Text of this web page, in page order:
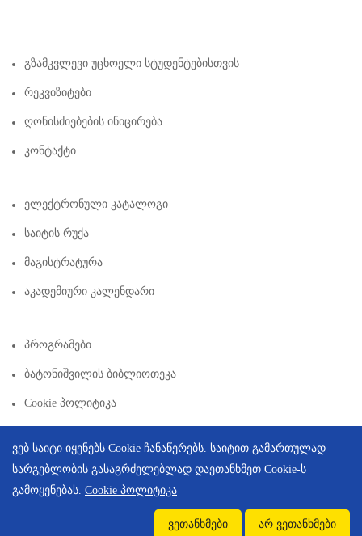
Გზამკვლევი Უცხოელი Სტუდენტებისთვის
Რეკვიზიტები
Ღონისძიებების Ინიცირება
Კონტაქტი
Ელექტრონული Კატალოგი
Საიტის Რუქა
Მაგისტრატურა
Აკადემიური Კალენდარი
Პროგრამები
Ბატონიშვილის Ბიბლიოთეკა
Cookie Პოლიტიკა
Copyright © 2026 | Created By
ვებ საიტი იყენებს Cookie ჩანაწერებს. საიტით გამართულად
სარგებლობის გასაგრძელებლად დაეთანხმეთ Cookie-ს
გამოყენებას. Cookie პოლიტიკა
ვეთანხმები არ ვეთანხმები